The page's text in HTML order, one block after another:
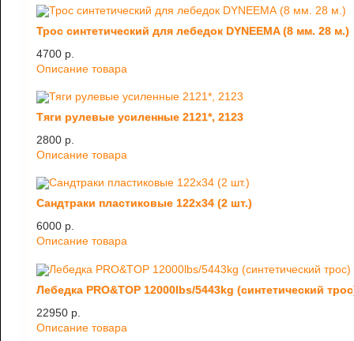
Трос синтетический для лебедок DYNEEMA (8 мм. 28 м.)
4700 p.
Описание товара
Тяги рулевые усиленные 2121*, 2123
2800 p.
Описание товара
Сандтраки пластиковые 122х34 (2 шт.)
6000 p.
Описание товара
Лебедка PRO&TOP 12000lbs/5443kg (синтетический
22950 p.
Описание товара